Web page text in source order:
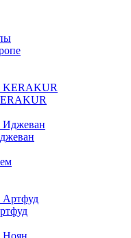
KERAKUR
Иджеван
Артфуд
Ноян